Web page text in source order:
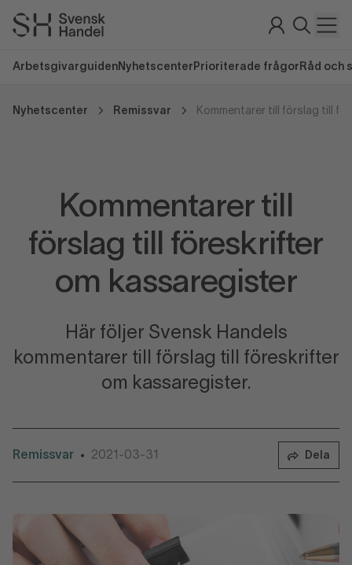
Arbetsgivarguiden Nyhetscenter Prioriterade frågor Råd och
Nyhetscenter Remissvar
Kommentarer till
förslag till föreskrifter
om kassaregister
Här följer Svensk Handels
kommentarer till förslag till föreskrifter
om kassaregister.
Remissvar • 2021-03-31 Dela